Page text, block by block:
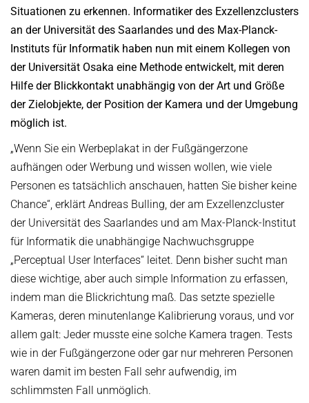
D5 Databases and Information Systems
D6 Visual Computing and Artificial Intelligence
RG2 Network and Cloud Systems
RG3 Multimodal Language Processing
PUBLICATIONS
RESEARCH COORDINATION
OMBUDSPERSON FOR GOOD SCIENTIFIC PRACTICE AND
DOCTORAL RESEARCH
OPEN SCIENCE
Kaiserslautern-Saarbrücken Computer Science Cluster
Saarbrücken Research Center for Visual Computing, Interaction
and Artificial Intelligence (VIA)
GRADUATE PROGRAMS
International Max Planck Research School on Trustworthy
Maryland Max Planck Ph.D. Program in Computer Science
Max Planck Graduate Center for Computer and Information Science
Konrad Zuse School of Excellence in Learning and Intelligent
Systems (ELIZA)
Research Training Group on Neuroexplicit Models
Saarbrücken Graduate School of Computer Science
CAMPUS EVENT CALENDAR
JOINT CENTRAL SERVICES
Library
International Office
RESEARCH COORDINATION
REPRESENTATIVE FOR EQUAL OPPORTUNITIES
Equal Opportunities
REPRESENTATIVE FOR SEVERELY DISABLED PERSONS
REPRESENTATIVE FOR SAFETY
COMPANY PHYSICIAN
CAREER
JOB OPENINGS
GRADUATE PROGRAM (IMPRS-TRUST)
STARTUP SUPPORT (IT-INKUBATOR)
SOFTWARE
ABOUT US
INSTITUTE
History
Mission
Max Planck Society
Scientific Members of MPG
Location & Address
BOARDS
Executive Board
Scientific Advisory Board
Board of Trustees
ANNIVERSARIES
25th anniversary
30th anniversary
Situationen zu erkennen. Informatiker des Exzellenzclusters
an der Universität des Saarlandes und des Max-Planck-
Instituts für Informatik haben nun mit einem Kollegen von
der Universität Osaka eine Methode entwickelt, mit deren
Hilfe der Blickkontakt unabhängig von der Art und Größe
der Zielobjekte, der Position der Kamera und der Umgebung
möglich ist.
„Wenn Sie ein Werbeplakat in der Fußgängerzone
aufhängen oder Werbung und wissen wollen, wie viele
Personen es tatsächlich anschauen, hatten Sie bisher keine
Chance“, erklärt Andreas Bulling, der am Exzellenzcluster
der Universität des Saarlandes und am Max-Planck-Institut
für Informatik die unabhängige Nachwuchsgruppe
„Perceptual User Interfaces“ leitet. Denn bisher sucht man
diese wichtige, aber auch simple Information zu erfassen,
indem man die Blickrichtung maß. Das setzte spezielle
Kameras, deren minutenlange Kalibrierung voraus, und vor
allem galt: Jeder musste eine solche Kamera tragen. Tests
wie in der Fußgängerzone oder gar nur mehreren Personen
waren damit im besten Fall sehr aufwendig, im
schlimmsten Fall unmöglich.